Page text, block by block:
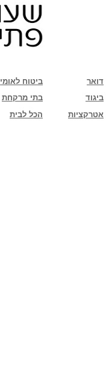
ביטוח לאומי
דואר
בתי מרקחת
ביגוד
הכל לבית אטרקציות